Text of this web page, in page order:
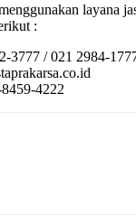
layana
:
3777 / 021 2984-
4222